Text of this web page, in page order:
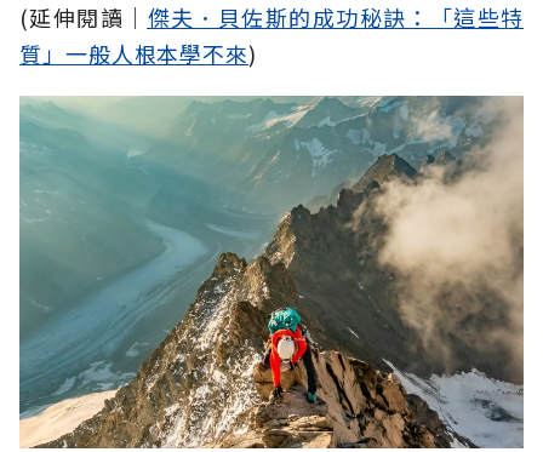
(延伸閱讀│ 傑夫．貝佐斯的成功秘訣：「這些特
質」一般人根本學不來)